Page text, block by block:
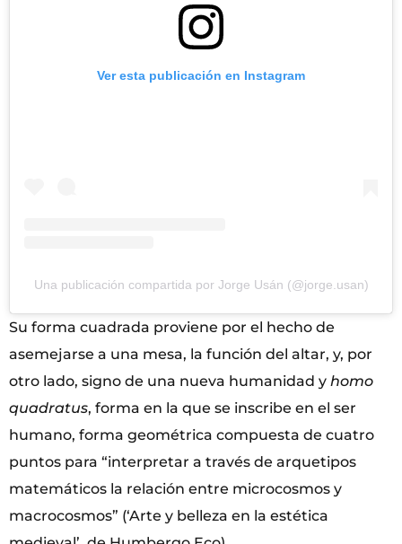
Ver esta publicación en Instagram
Una publicación compartida por Jorge Usán (@jorge.usan)
Su forma cuadrada proviene por el hecho de
asemejarse a una mesa, la función del altar, y, por
otro lado, signo de una nueva humanidad y homo
quadratus, forma en la que se inscribe en el ser
humano, forma geométrica compuesta de cuatro
puntos para “interpretar a través de arquetipos
matemáticos la relación entre microcosmos y
macrocosmos” (‘Arte y belleza en la estética